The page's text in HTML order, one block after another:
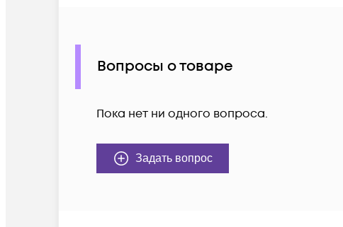
Вопросы о товаре
Пока нет ни одного вопроса.
Задать вопрос